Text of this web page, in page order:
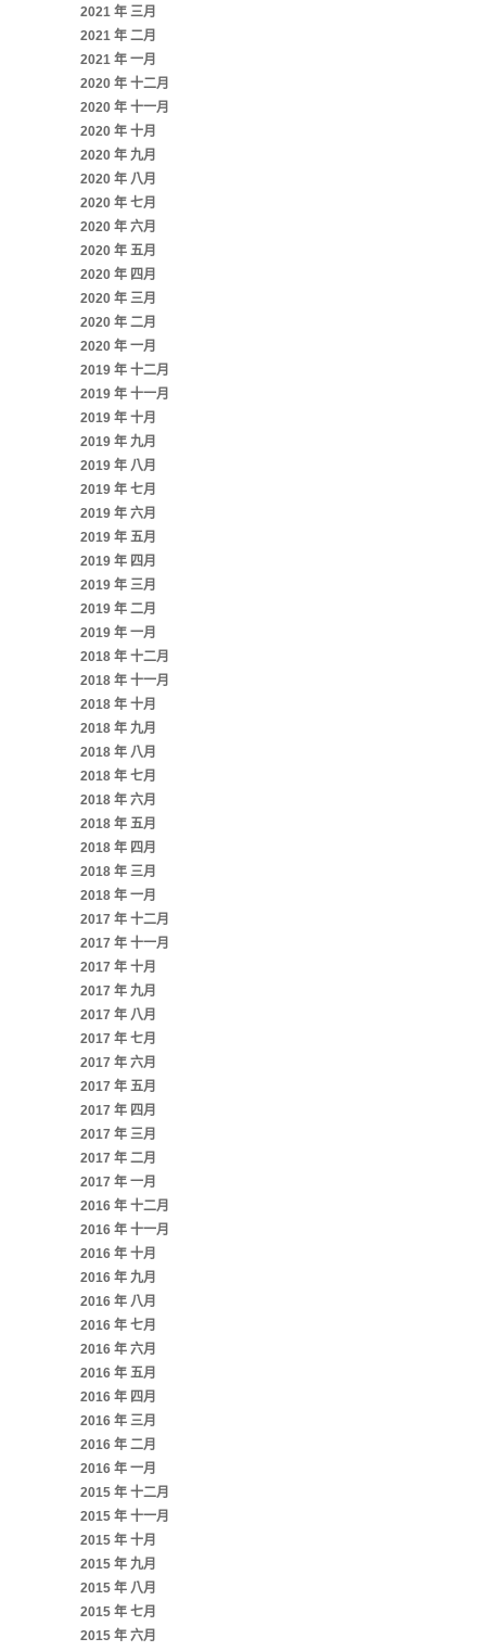
2021 年 三月
2021 年 二月
2021 年 一月
2020 年 十二月
2020 年 十一月
2020 年 十月
2020 年 九月
2020 年 八月
2020 年 七月
2020 年 六月
2020 年 五月
2020 年 四月
2020 年 三月
2020 年 二月
2020 年 一月
2019 年 十二月
2019 年 十一月
2019 年 十月
2019 年 九月
2019 年 八月
2019 年 七月
2019 年 六月
2019 年 五月
2019 年 四月
2019 年 三月
2019 年 二月
2019 年 一月
2018 年 十二月
2018 年 十一月
2018 年 十月
2018 年 九月
2018 年 八月
2018 年 七月
2018 年 六月
2018 年 五月
2018 年 四月
2018 年 三月
2018 年 一月
2017 年 十二月
2017 年 十一月
2017 年 十月
2017 年 九月
2017 年 八月
2017 年 七月
2017 年 六月
2017 年 五月
2017 年 四月
2017 年 三月
2017 年 二月
2017 年 一月
2016 年 十二月
2016 年 十一月
2016 年 十月
2016 年 九月
2016 年 八月
2016 年 七月
2016 年 六月
2016 年 五月
2016 年 四月
2016 年 三月
2016 年 二月
2016 年 一月
2015 年 十二月
2015 年 十一月
2015 年 十月
2015 年 九月
2015 年 八月
2015 年 七月
2015 年 六月